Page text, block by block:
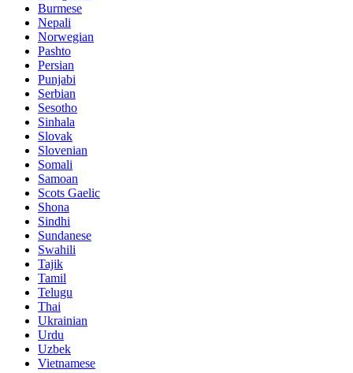
Burmese
Nepali
Norwegian
Pashto
Persian
Punjabi
Serbian
Sesotho
Sinhala
Slovak
Slovenian
Somali
Samoan
Scots Gaelic
Shona
Sindhi
Sundanese
Swahili
Tajik
Tamil
Telugu
Thai
Ukrainian
Urdu
Uzbek
Vietnamese